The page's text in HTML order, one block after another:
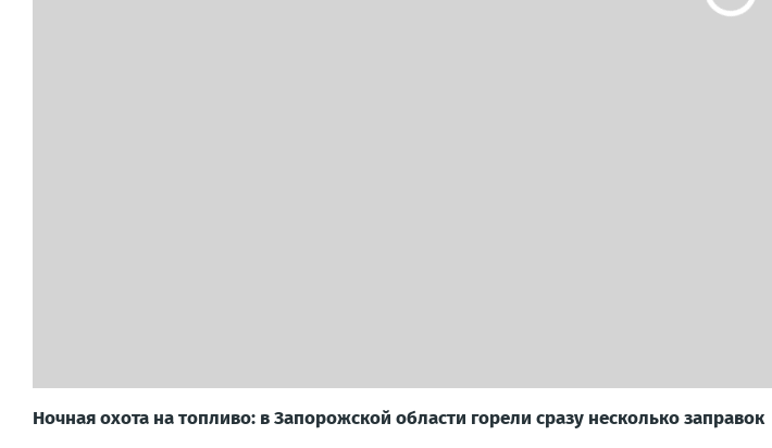
Ночная охота на топливо: в Запорожской области горели сразу несколько заправок